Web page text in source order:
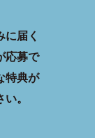
に届く
応募で
特典が
。